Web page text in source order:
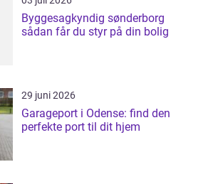
Byggesagkyndig sønderborg
sådan får du styr på din bolig
29 juni 2026
Garageport i Odense: find den
perfekte port til dit hjem